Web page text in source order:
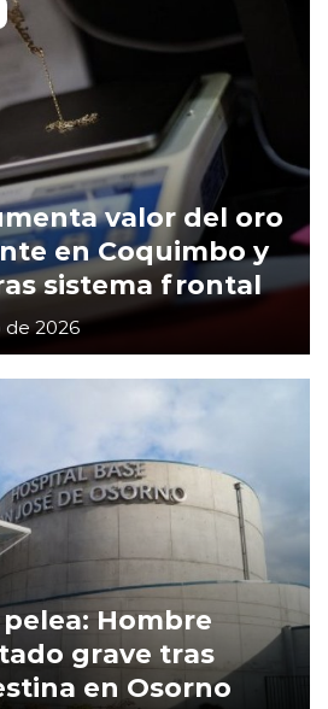
valor del oro
en Coquimbo y
sistema frontal
de 2026
Hombre
grave tras
en Osorno